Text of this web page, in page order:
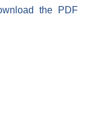
the PDF